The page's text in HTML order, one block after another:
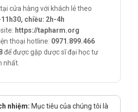
cholesterol.
tiền phát.
quan đến xơ nang ở trẻ em từ 6 - 18
thực quản.
đường uống.
cửa hàng với khách lẻ theo
chiều: 2h-4h
https://tapharm.org
thoại hotline: 0971.899.466
để được gặp dược sĩ đại học tư
nhất.
nhiệm: Mục tiêu của chúng tôi là